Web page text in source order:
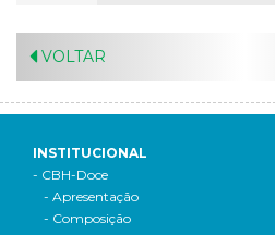
VOLTAR
INSTITUCIONAL
- CBH-Doce
- Apresentação
- Composição